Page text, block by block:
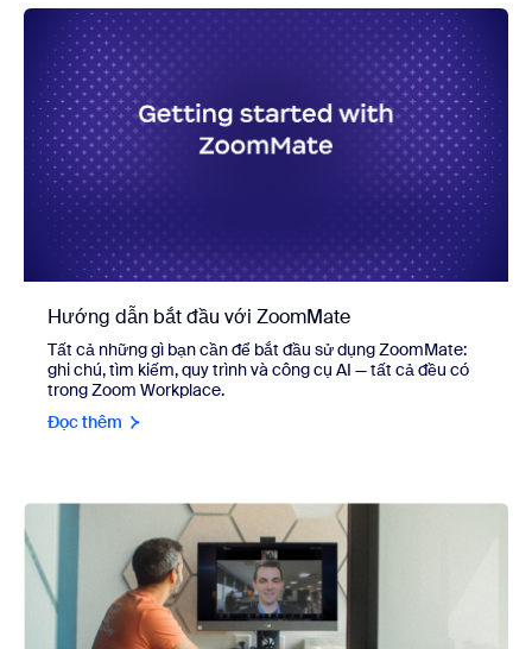
Hướng dẫn bắt đầu với ZoomMate
Tất cả những gì bạn cần để bắt đầu sử dụng ZoomMate:
ghi chú, tìm kiếm, quy trình và công cụ AI — tất cả đều có
trong Zoom Workplace.
Đọc thêm